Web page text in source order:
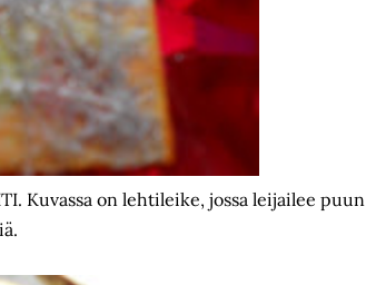
Kuvassa on lehtileike, jossa leijailee puun